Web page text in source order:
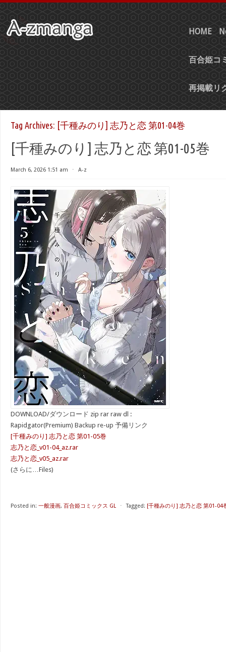
HOME
百合姫コ
再掲載リ
Tag Archives: [千種みのり] 志乃と恋 第01-04巻
[千種みのり] 志乃と恋 第01-05巻
March 6, 2026 1:51 am ⋅ A-z
DOWNLOAD/ダウンロード zip rar raw dl :
Rapidgator(Premium) Backup re-up 予備リンク
[千種みのり] 志乃と恋 第01-05巻
志乃と恋_v01-04_az.rar
志乃と恋_v05_az.rar
(さらに…Files)
Posted in: 一般漫画, 百合姫コミックス GL ⋅ Tagged: [千種みのり] 志乃と恋 第01-04